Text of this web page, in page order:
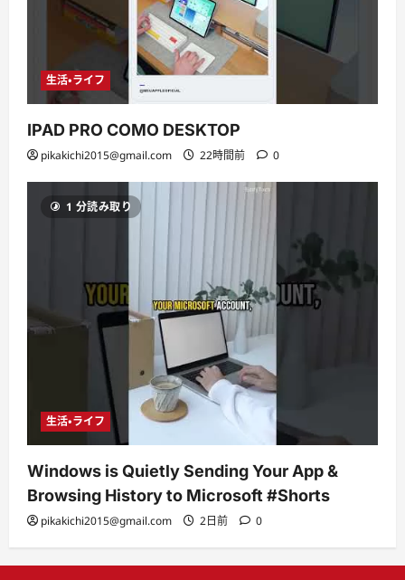
生活・ライフ
IPAD PRO COMO DESKTOP
pikakichi2015@gmail.com 22時間前 0
1 分読み取り
生活・ライフ
Windows is Quietly Sending Your App &
Browsing History to Microsoft #Shorts
pikakichi2015@gmail.com 2日前 0